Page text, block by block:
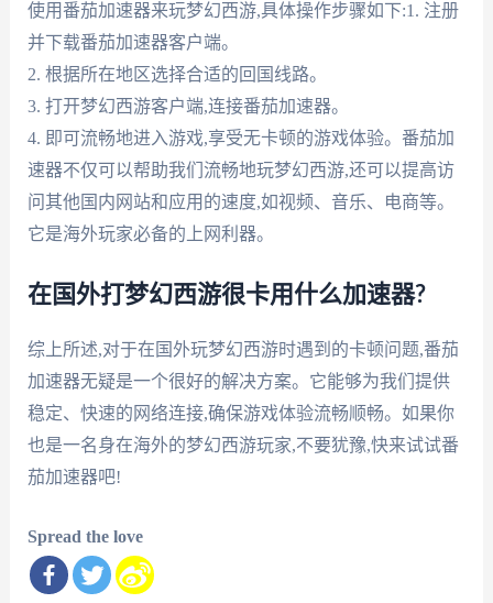
使用番茄加速器来玩梦幻西游,具体操作步骤如下:1. 注册
并下载番茄加速器客户端。
2. 根据所在地区选择合适的回国线路。
3. 打开梦幻西游客户端,连接番茄加速器。
4. 即可流畅地进入游戏,享受无卡顿的游戏体验。番茄加
速器不仅可以帮助我们流畅地玩梦幻西游,还可以提高访
问其他国内网站和应用的速度,如视频、音乐、电商等。
它是海外玩家必备的上网利器。
在国外打梦幻西游很卡用什么加速器?
综上所述,对于在国外玩梦幻西游时遇到的卡顿问题,番茄
加速器无疑是一个很好的解决方案。它能够为我们提供
稳定、快速的网络连接,确保游戏体验流畅顺畅。如果你
也是一名身在海外的梦幻西游玩家,不要犹豫,快来试试番
茄加速器吧!
Spread the love